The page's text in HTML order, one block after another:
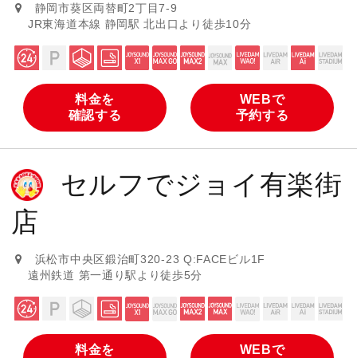
静岡市葵区両替町2丁目7-9
JR東海道本線 静岡駅 北出口より徒歩10分
料金を
確認する
WEBで
予約する
セルフでジョイ有楽街
店
浜松市中央区鍛治町320-23 Q:FACEビル1F
遠州鉄道 第一通り駅より徒歩5分
料金を
WEBで